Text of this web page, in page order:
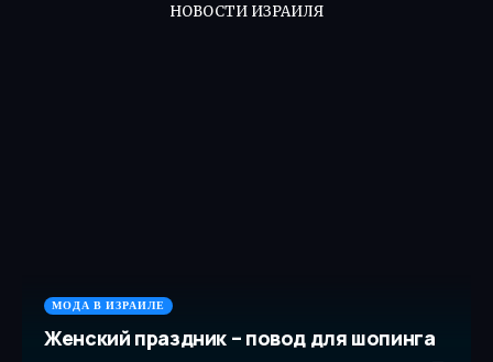
НОВОСТИ ИЗРАИЛЯ
МОДА В ИЗРАИЛЕ
Женский праздник – повод для шопинга